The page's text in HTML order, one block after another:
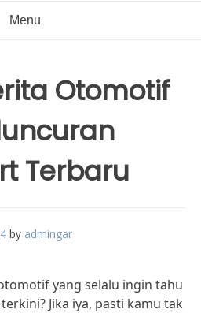
Menu
Otomotif
Terbaru
by admingar
yang selalu ingin tahu
Jika iya, pasti kamu tak